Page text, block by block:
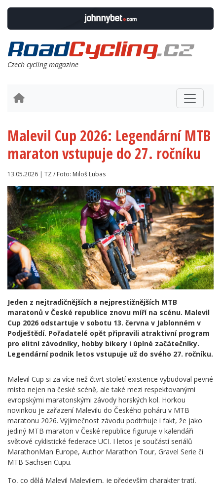
Czech cycling magazine
Malevil Cup 2026: Legendární MTB
maraton vstupuje do 27. ročníku
13.05.2026 | TZ / Foto: Miloš Lubas
Jeden z nejtradičnějších a nejprestižnějších MTB
maratonů v České republice znovu míří na scénu. Malevil
Cup 2026 odstartuje v sobotu 13. června v Jablonném v
Podještědí. Pořadatelé opět připravili atraktivní program
pro elitní závodníky, hobby bikery i úplné začátečníky.
Legendární podnik letos vstupuje už do svého 27. ročníku.
Malevil Cup si za více než čtvrt století existence vybudoval pevné
místo nejen na české scéně, ale také mezi respektovanými
evropskými maratonskými závody horských kol. Horkou
novinkou je zařazení Malevilu do Českého poháru v MTB
maratonu 2026. Výjimečnost závodu podtrhuje i fakt, že jako
jediný MTB maraton v České republice figuruje v kalendáři
světové cyklistické federace UCI. I letos je součástí seriálů
MarathonMan Europe, Author Marathon Tour, Gravel Serie či
MTB Sachsen Cupu.
To, co dělá Malevil Malevilem, je především charakter tratí,